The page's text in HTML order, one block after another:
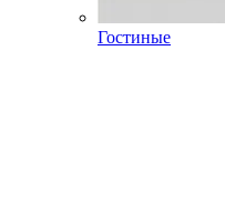
Гостиные